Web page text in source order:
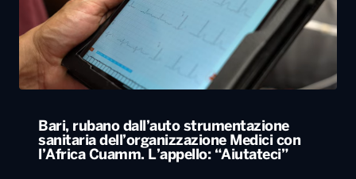
Bari, rubano dall’auto strumentazione
sanitaria dell’organizzazione Medici con
l’Africa Cuamm. L’appello: “Aiutateci”